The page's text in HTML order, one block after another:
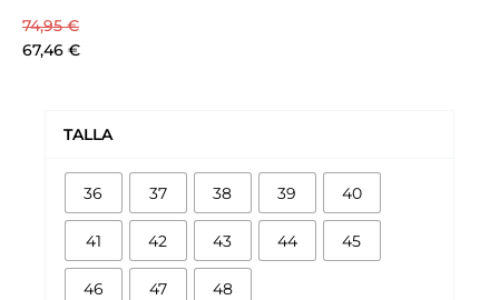
74,95€
67,46 €
TALLA
36 37 38 39 40
41 42 43 44 45
46 47 48
'ZEBRA'
cantidad